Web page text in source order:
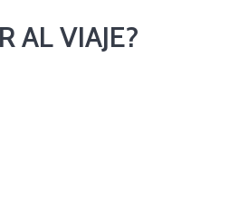
AL VIAJE?